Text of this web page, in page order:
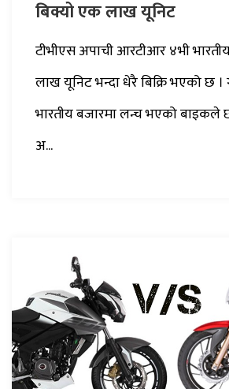
बिक्यो एक लाख यूनिट
टीभीएस अपाची आरटीआर ४भी
लाख यूनिट भन्दा धेरै बिक्रि भएको छ ।
भारतीय बजारमा लन्च भएको बाइकले
अ...